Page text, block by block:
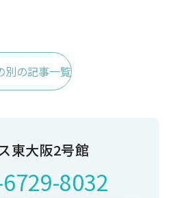
別の記事一覧
東大阪2号館
8032